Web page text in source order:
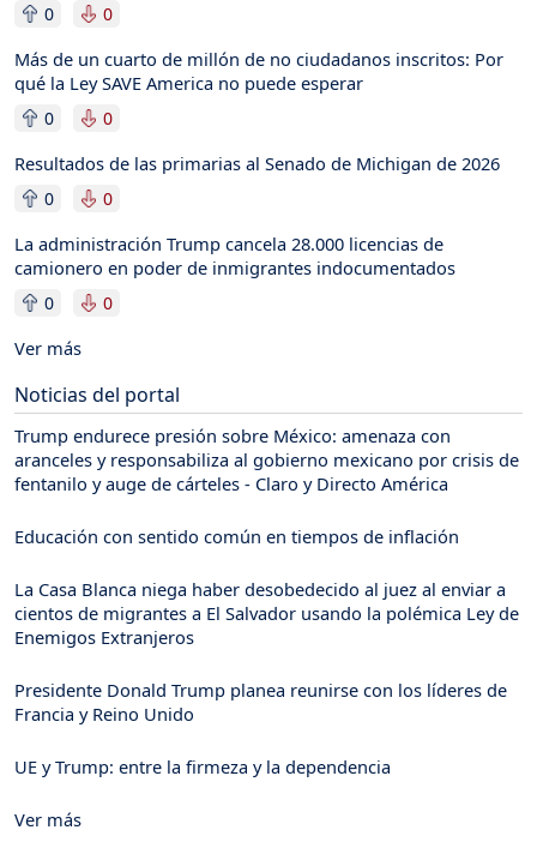
0 0
Más de un cuarto de millón de no ciudadanos inscritos: Por
qué la Ley SAVE America no puede esperar
0 0
Resultados de las primarias al Senado de Michigan de 2026
0 0
La administración Trump cancela 28.000 licencias de
camionero en poder de inmigrantes indocumentados
0 0
Ver más
Noticias del portal
Trump endurece presión sobre México: amenaza con
aranceles y responsabiliza al gobierno mexicano por crisis de
fentanilo y auge de cárteles - Claro y Directo América
Educación con sentido común en tiempos de inflación
La Casa Blanca niega haber desobedecido al juez al enviar a
cientos de migrantes a El Salvador usando la polémica Ley de
Enemigos Extranjeros
Presidente Donald Trump planea reunirse con los líderes de
Francia y Reino Unido
UE y Trump: entre la firmeza y la dependencia
Ver más